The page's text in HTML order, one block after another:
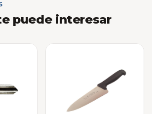
puede interesar